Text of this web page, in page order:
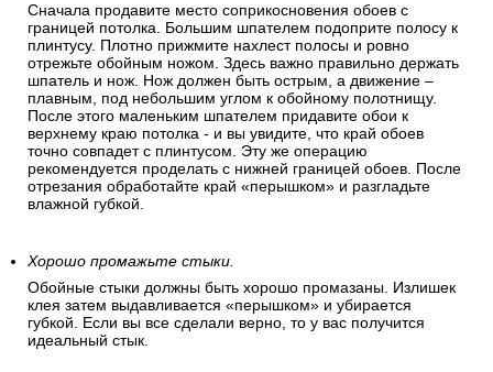
Сначала продавите место соприкосновения обоев с
границей потолка. Большим шпателем подоприте полосу к
плинтусу. Плотно прижмите нахлест полосы и ровно
отрежьте обойным ножом. Здесь важно правильно держать
шпатель и нож. Нож должен быть острым, а движение –
плавным, под небольшим углом к обойному полотнищу.
После этого маленьким шпателем придавите обои к
верхнему краю потолка - и вы увидите, что край обоев
точно совпадет с плинтусом. Эту же операцию
рекомендуется проделать с нижней границей обоев. После
отрезания обработайте край «перышком» и разгладьте
влажной губкой.
Хорошо промажьте стыки.
Обойные стыки должны быть хорошо промазаны. Излишек
клея затем выдавливается «перышком» и убирается
губкой. Если вы все сделали верно, то у вас получится
идеальный стык.